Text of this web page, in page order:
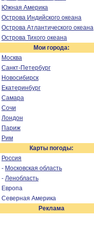
Южная Америка
Острова Индийского океана
Острова Атлантического океана
Острова Тихого океана
Мои города:
Москва
Санкт-Петербург
Новосибирск
Екатеринбург
Самара
Сочи
Лондон
Париж
Рим
Карты погоды:
Россия
- Московская область
- Ленобласть
Европа
Северная Америка
Реклама